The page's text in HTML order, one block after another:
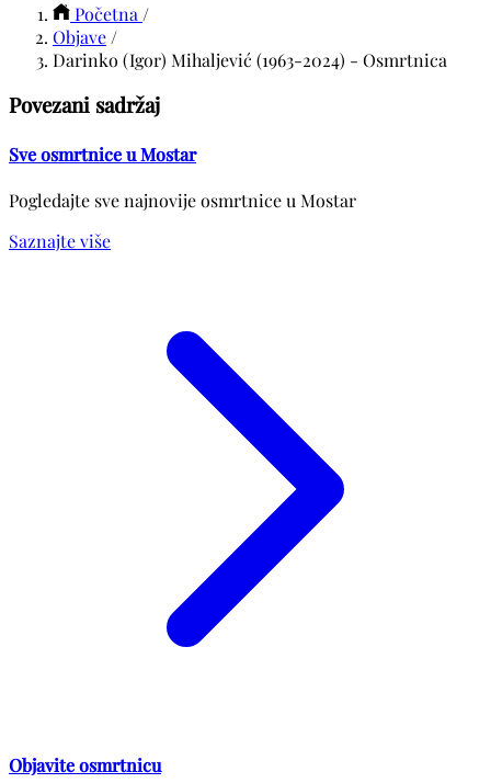
Početna /
Objave /
Darinko (Igor) Mihaljević (1963-2024) - Osmrtnica
Povezani sadržaj
Sve osmrtnice u Mostar
Pogledajte sve najnovije osmrtnice u Mostar
Saznajte više
Objavite osmrtnicu